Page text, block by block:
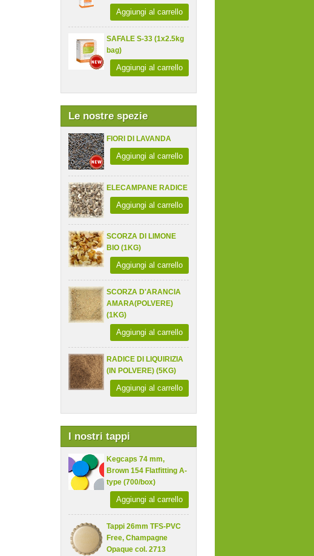
Aggiungi al carrello
SAFALE S-33 (1x2.5kg
bag)
Aggiungi al carrello
Le nostre spezie
FIORI DI LAVANDA
Aggiungi al carrello
ELECAMPANE RADICE
Aggiungi al carrello
SCORZA DI LIMONE
BIO (1KG)
Aggiungi al carrello
SCORZA D'ARANCIA
AMARA(POLVERE)
(1KG)
Aggiungi al carrello
RADICE DI LIQUIRIZIA
(IN POLVERE) (5KG)
Aggiungi al carrello
I nostri tappi
Kegcaps 74 mm,
Brown 154 Flatfitting A-
type (700/box)
Aggiungi al carrello
Tappi 26mm TFS-PVC
Free, Champagne
Opaque col. 2713